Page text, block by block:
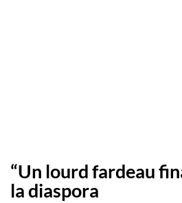
“Un lourd fardeau
la diaspora